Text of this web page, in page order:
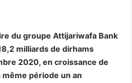
du groupe Attijariwafa Bank
milliards de dirhams
2020, en croissance de
période un an